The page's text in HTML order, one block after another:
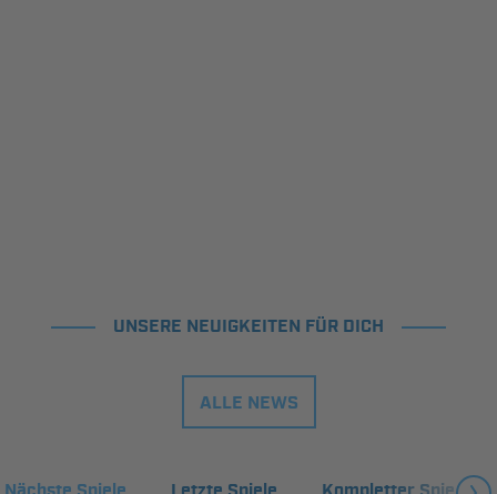
UNSERE NEUIGKEITEN FÜR DICH
ALLE NEWS